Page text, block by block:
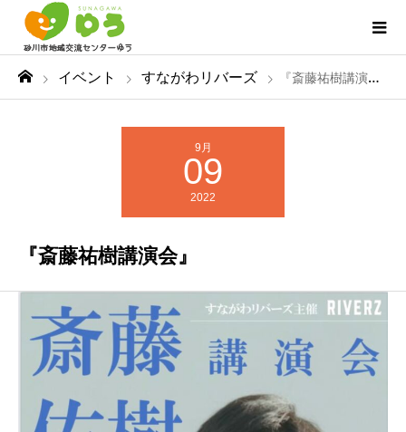
イベント すながわリバーズ 『斎藤祐樹講演会』
9月
09
2022
『斎藤祐樹講演会』